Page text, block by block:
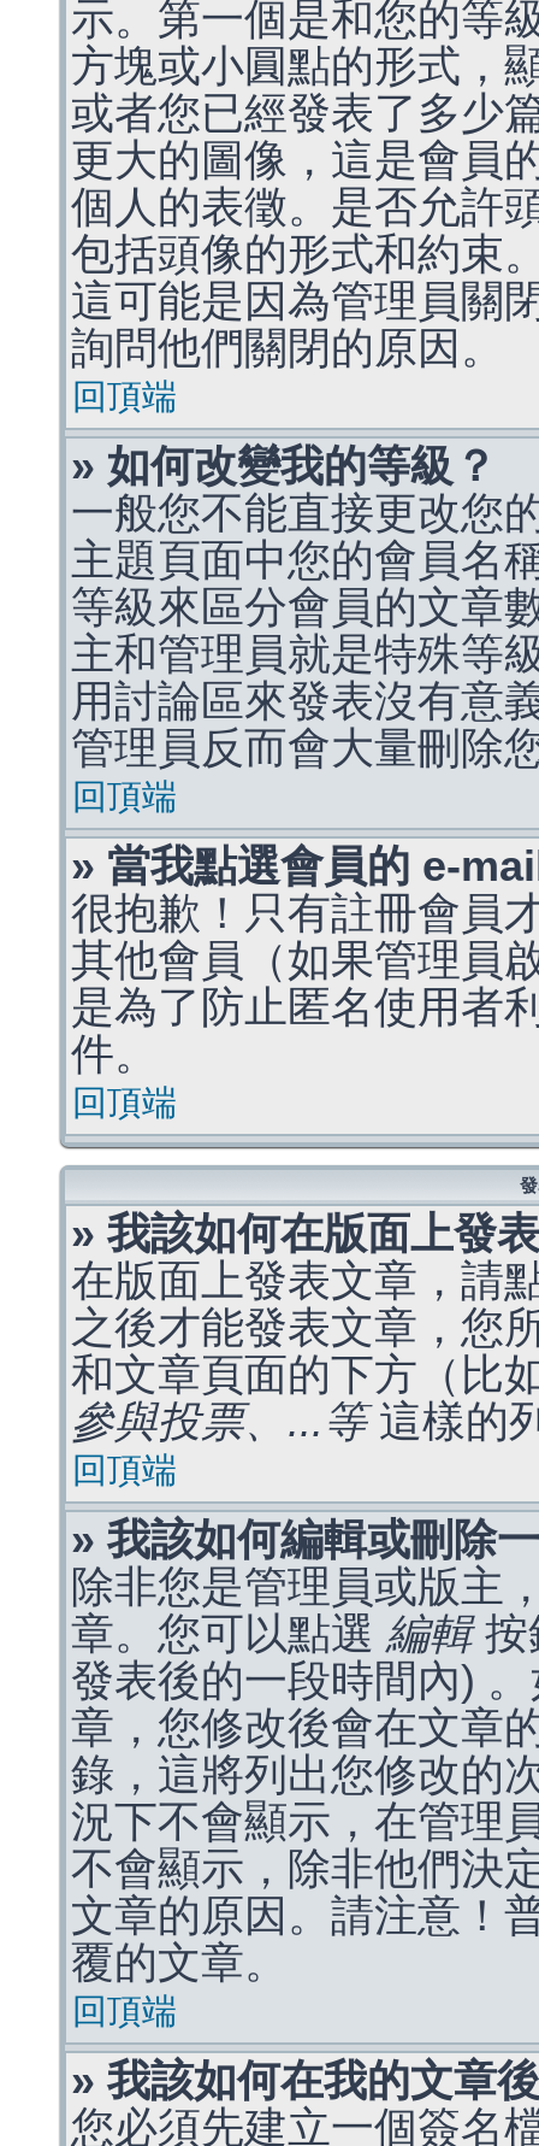
示。第一個是和您的等
方塊或小圓點的形式，
或者您已經發表了多少
更大的圖像，這是會員
個人的表徵。是否允許
包括頭像的形式和約束
這可能是因為管理員關
詢問他們關閉的原因。
回頂端
» 如何改變我的等級？
一般您不能直接更改您
主題頁面中您的會員名
等級來區分會員的文章
主和管理員就是特殊等
用討論區來發表沒有意
管理員反而會大量刪除
回頂端
» 當我點選會員的 e-
很抱歉！只有註冊會員
其他會員（如果管理員
是為了防止匿名使用者
件。
回頂端
» 我該如何在版面上發
在版面上發表文章，請
之後才能發表文章，您
和文章頁面的下方（比
參與投票、...等這樣的
回頂端
» 我該如何編輯或刪除
除非您是管理員或版主
章。您可以點選 編輯按
發表後的一段時間內)
章，您修改後會在文章
錄，這將列出您修改的
況下不會顯示，在管理
不會顯示，除非他們決
文章的原因。請注意！
覆的文章。
回頂端
» 我該如何在我的文章
您必須先建立一個簽名